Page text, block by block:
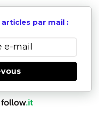
par mail :